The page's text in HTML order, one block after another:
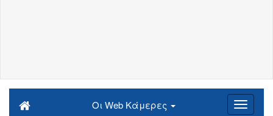
Οι Web Κάμερες